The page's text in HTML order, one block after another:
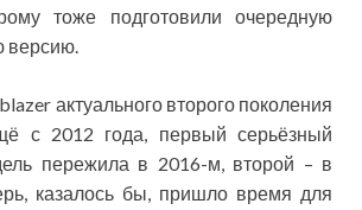
тоже подготовили очередную
версию.
актуального второго поколения
с 2012 года, первый серьёзный
пережила в 2016-м, второй – в
казалось бы, пришло время для